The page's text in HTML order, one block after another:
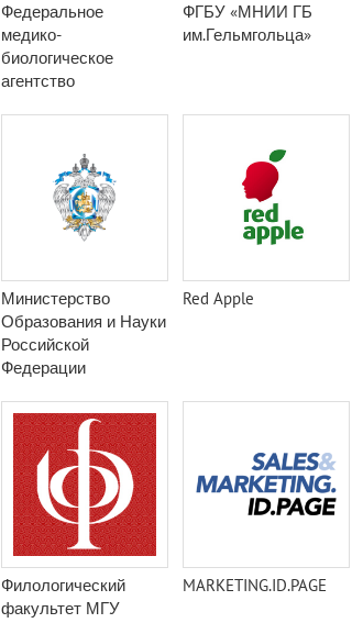
Федеральное
медико-
биологическое
агентство
ФГБУ «МНИИ ГБ
им.Гельмгольца»
Министерство
Образования и Науки
Российской
Федерации
Red Apple
Филологический
факультет МГУ
MARKETING.ID.PAGE